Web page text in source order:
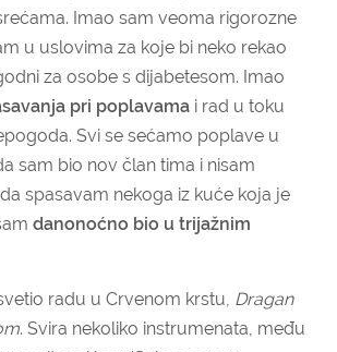
Imao sam veoma rigorozne
u uslovima za koje bi neko rekao
za osobe s dijabetesom. Imao
pri poplavama i rad u toku
Svi se sećamo poplave u
sam bio nov član tima i nisam
spasavam nekoga iz kuće koja je
danonoćno bio u trijažnim
radu u Crvenom krstu, Dragan
. Svira nekoliko instrumenata, među